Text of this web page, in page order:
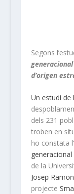
Segons
d’origen
Un estudi de
dels 231
troben en
ho constata
de la
Josep
projecte